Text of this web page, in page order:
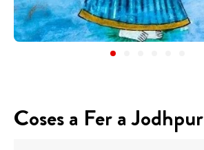
Coses a Fer a Jodhpur